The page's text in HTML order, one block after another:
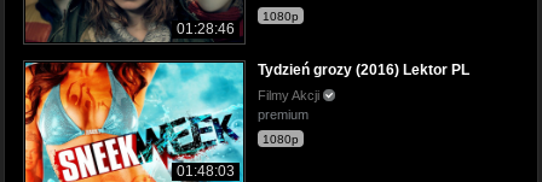
01:28:46
1080p
01:48:03
Tydzień grozy (2016) Lektor PL
Filmy Akcji
premium
1080p